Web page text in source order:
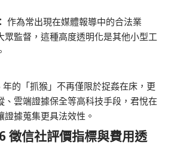
作為常出現在媒體報導中的合法業
眾監督，這種高度透明化是其他小型工
年的「抓猴」不再僅限於捉姦在床，更
、雲端證據保全等高科技手段，君悅在
據蒐集更具法效性。
徵信社評價指標與費用透